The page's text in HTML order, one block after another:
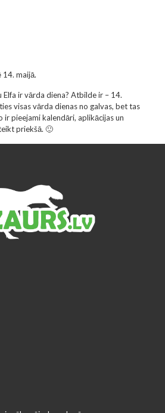
14. maijā.
ir vārda diena? Atbilde ir – 14.
visas vārda dienas no galvas, bet tas
ir pieejami kalendāri, aplikācijas un
priekšā. 🙂